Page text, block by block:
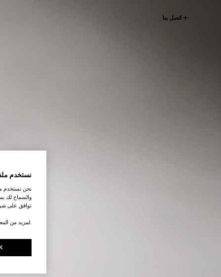
اتصل بنا
نستخدم
نحن نستخدم
والسماح لك
توافق على
.لمزيد من